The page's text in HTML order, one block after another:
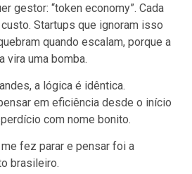
gestor: “token economy”. Cada
Startups que ignoram isso
quando escalam, porque a
vira uma bomba.
a lógica é idêntica.
em eficiência desde o início
com nome bonito.
fez parar e pensar foi a
brasileiro.